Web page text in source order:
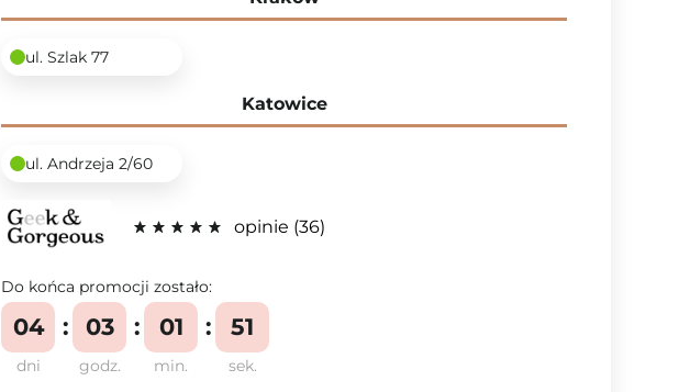
ul. Szlak 77
Katowice
ul. Andrzeja 2/60
opinie 36
Do końca promocji zostało:
dni
04
godz.
03
min.
01
sek.
50